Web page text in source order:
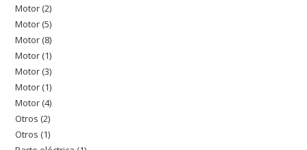
producto
Motor 22
productos
Motor 55
productos
Motor 88
productos
Motor 11
producto
Motor 33
productos
Motor 11
producto
Motor 44
productos
Otros 22
productos
Otros 11